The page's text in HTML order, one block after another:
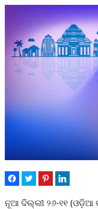
ନୂଆ ଦିଲ୍ଲୀ ୨୬-୧୧ (ଓଡ଼ିଆ